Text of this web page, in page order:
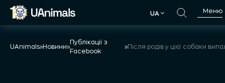
Skip
UA
Меню
UAnimals»Новини»
Публікації з
Facebook
»